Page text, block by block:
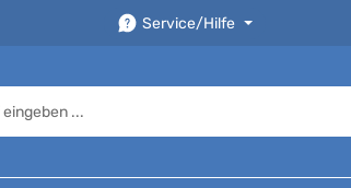
Service/Hilfe